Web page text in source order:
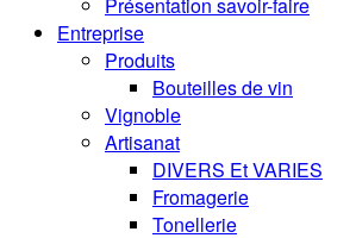
Entreprise
Produits
Bouteilles de vin
Vignoble
Artisanat
DIVERS Et VARIES
Fromagerie
Tonellerie